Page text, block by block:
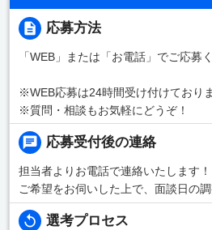
応募方法
「WEB」または「お電話」でご応募
※WEB応募は24時間受け付けており
※質問・相談もお気軽にどうぞ！
応募受付後の連絡
担当者よりお電話で連絡いたします！
ご希望をお伺いした上で、面談日の調
選考プロセス